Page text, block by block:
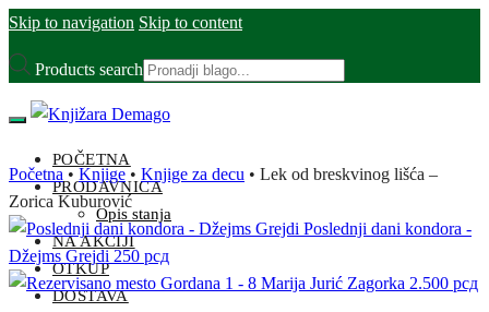
Skip to navigation Skip to content
Products search
POČETNA
PRODAVNICA
Opis stanja
NA AKCIJI
OTKUP
DOSTAVA
Početna • Knjige • Knjige za decu • Lek od breskvinog lišća –
Zorica Kuburović
Poslednji dani kondora -
Džejms Grejdi 250 рсд
Gordana 1 - 8 Marija Jurić Zagorka 2.500 рсд